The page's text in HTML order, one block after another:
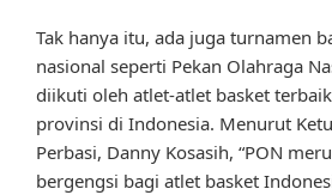
Tak hanya itu, ada juga turnamen
nasional seperti Pekan Olahraga
diikuti oleh atlet-atlet basket
provinsi di Indonesia. Menurut
Perbasi, Danny Kosasih, “PON
bergengsi bagi atlet basket